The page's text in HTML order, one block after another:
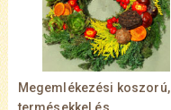
Megemlékezési koszorú,